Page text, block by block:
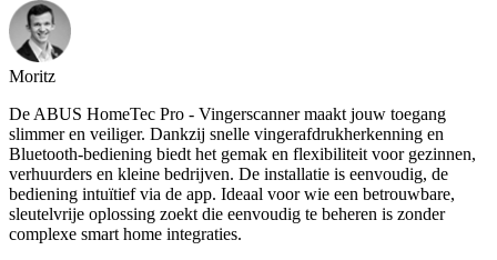
Moritz
De ABUS HomeTec Pro - Vingerscanner maakt jouw toegang
slimmer en veiliger. Dankzij snelle vingerafdrukherkenning en
Bluetooth-bediening biedt het gemak en flexibiliteit voor gezinnen,
verhuurders en kleine bedrijven. De installatie is eenvoudig, de
bediening intuïtief via de app. Ideaal voor wie een betrouwbare,
sleutelvrije oplossing zoekt die eenvoudig te beheren is zonder
complexe smart home integraties.